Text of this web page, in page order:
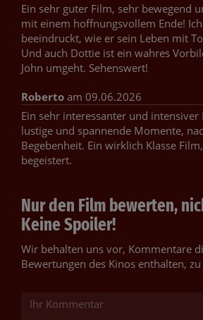
Ein sehr guter Film, sehr bewegend
mit einem hoffnungsvollem Ende!
beeindruckt, wie er sein Leben mit
Und auch Dottie ist ein wahres
John umgeht. Sehenswert!
Roberto am 09.06.2026
Ein sehr interessanter und intensiver
lustige und spannende Momente,
Begebenheit. Ein wirklich Klasse
begeistert.
Nur den Film bewerten,
Keine Spoiler!
Wir behalten uns vor, Kommentare
Bewertungen des Kinos enthalten,